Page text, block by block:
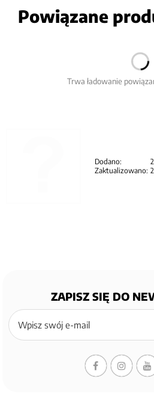
Powiązane
Trwa ładowanie
Dodano:
Zaktualizowano:
ZAPISZ SIĘ DO
Zapisz
się
newslettera